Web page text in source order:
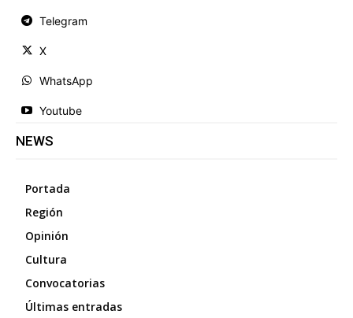
Telegram
X
WhatsApp
Youtube
NEWS
Portada
Región
Opinión
Cultura
Convocatorias
Últimas entradas